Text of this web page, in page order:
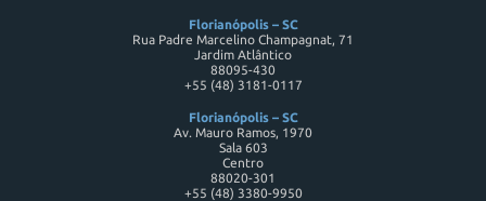
Florianópolis – SC
Rua Padre Marcelino Champagnat, 71
Jardim Atlântico
88095-430
+55 (48) 3181-0117
Florianópolis – SC
Av. Mauro Ramos, 1970
Sala 603
Centro
88020-301
+55 (48) 3380-9950